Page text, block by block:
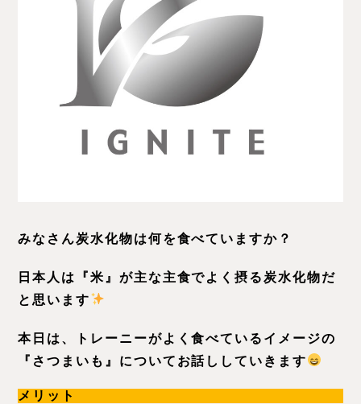
みなさん炭水化物は何を食べていますか？
日本人は『米』が主な主食でよく摂る炭水化物だ
と思います
本日は、トレーニーがよく食べているイメージの
『さつまいも』についてお話ししていきます
メリット